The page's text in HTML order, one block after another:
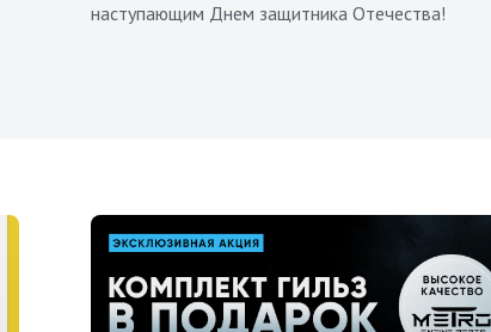
наступающим Днем защитника Отечества!